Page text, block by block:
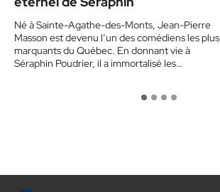
Né à Sainte-Agathe-des-Monts, Jean-Pierre
Masson est devenu l’un des comédiens les plus
marquants du Québec. En donnant vie à
Séraphin Poudrier, il a immortalisé les…